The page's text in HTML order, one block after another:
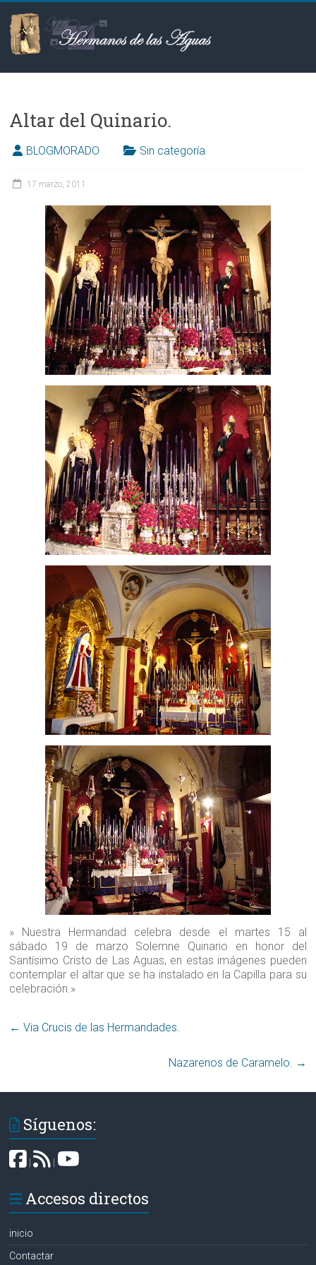
contenido
Hermanos
las
Aguas
Altar del Quinario‏.
BLOGMORADO Sin categoría
17 marzo, 2011
» Nuestra Hermandad celebra desde el martes 15 al
sábado 19 de marzo Solemne Quinario en honor del
Santísimo Cristo de Las Aguas, en estas imágenes pueden
contemplar el altar que se ha instalado en la Capilla para su
celebración.»
← Via Crucis de las Hermandades‏.
Nazarenos de Caramelo. →
Síguenos:
|
Accesos directos
inicio
Contactar